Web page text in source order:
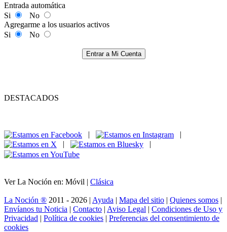
Entrada automática
Si
No
Agregarme a los usuarios activos
Si
No
Entrar a Mi Cuenta
DESTACADOS
|
|
|
|
Ver La Noción en: Móvil | Clásica
La Noción ® 2011 - 2026 | Ayuda | Mapa del sitio | Quienes somos |
Envíanos tu Noticia | Contacto | Aviso Legal | Condiciones de Uso y
Privacidad | Política de cookies | Preferencias del consentimiento de
cookies